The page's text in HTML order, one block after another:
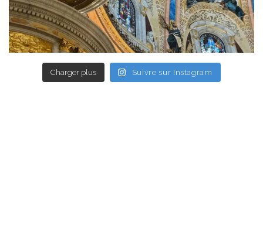
Charger plus Suivre sur Instagram